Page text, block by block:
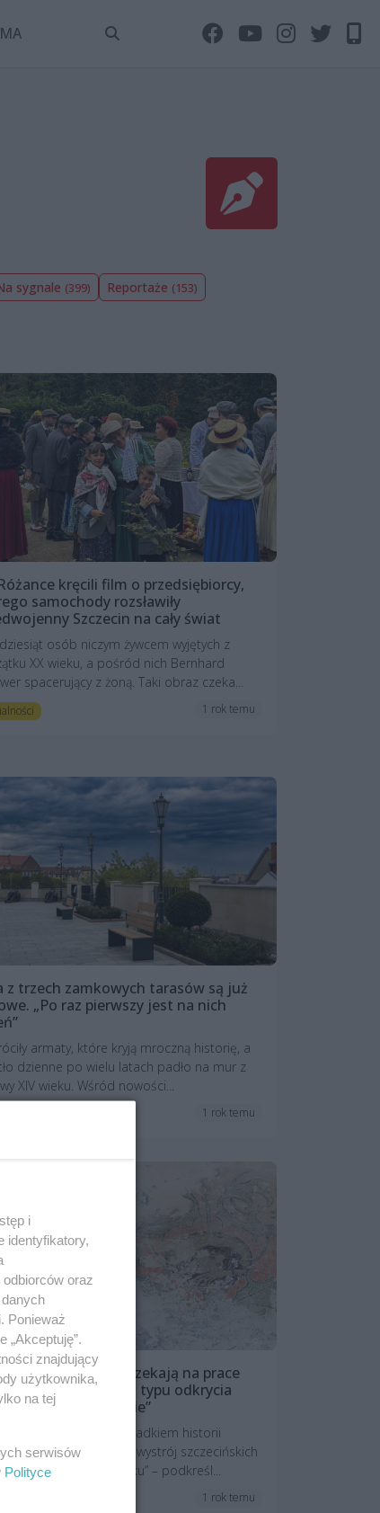
sygnale (399) Reportaże (153)
kręcili film o przedsiębiorcy,
samochody rozsławiły
Szczecin na cały świat
osób niczym żywcem wyjętych z
XX wieku, a pośród nich Bernhard
spacerujący z żoną. Taki obraz czeka...
1 rok temu
z trzech zamkowych tarasów są już
„Po raz pierwszy jest na nich
armaty, które kryją mroczną historię, a
dzienne po wielu latach padło na mur z
XIV wieku. Wśród nowości...
1 rok temu
polichromie czekają na prace
„Tego typu odkrycia
się sporadycznie”
z pewnością cennym świadkiem historii
oryginalny wystrój szczecińskich
z początku XX wieku” – podkreśl...
1 rok temu
i
identyfikatory,
oraz
Ponieważ
„Akceptuję”.
znajdujący
użytkownika,
na tej
serwisów
Polityce